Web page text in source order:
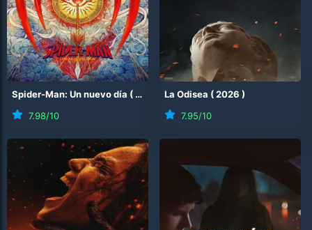
Spider-Man: Un nuevo día ( 2026
7.98/10
La Odisea (2026 )
7.95/10